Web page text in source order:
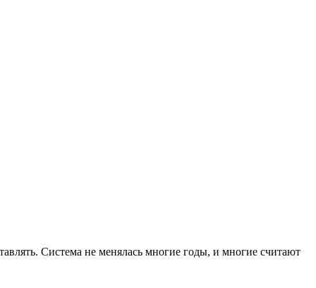
Система не менялась многие годы, и многие считают